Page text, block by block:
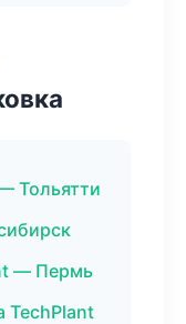
Тольятти
— Пермь
TechPlant